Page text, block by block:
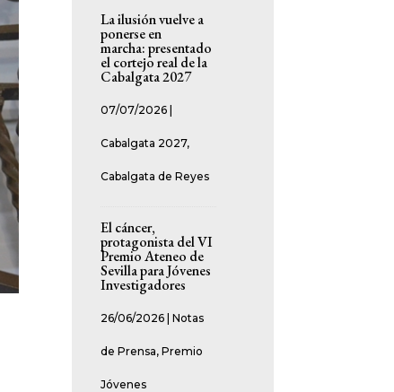
La ilusión vuelve a
ponerse en
marcha: presentado
el cortejo real de la
Cabalgata 2027
07/07/2026
Cabalgata 2027,
Cabalgata de Reyes
El cáncer,
protagonista del VI
Premio Ateneo de
Sevilla para Jóvenes
Investigadores
26/06/2026 |Notas
de Prensa,Premio
Jóvenes